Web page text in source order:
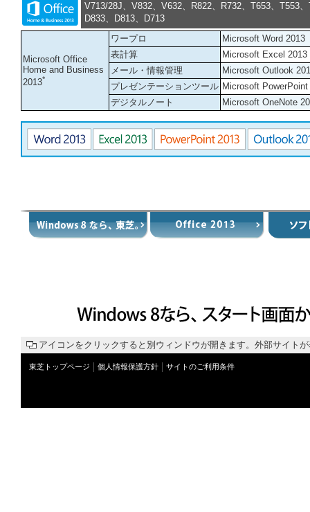
V713/28J、V832、V632、R822、R732、T653、T553
D833、D813、D713
Microsoft Office
Home and Business
2013*
ワープロ
Microsoft Word 2013
表計算
Microsoft Excel 2013
メール・情報管理
Microsoft Outlook
プレゼンテーションツール Microsoft PowerPoint
デジタルノート
Microsoft OneNote
アイコンをクリックすると別ウィンドウが開きます。外部サイト
東芝トップページ 個人情報保護方針 サイトのご利用条件